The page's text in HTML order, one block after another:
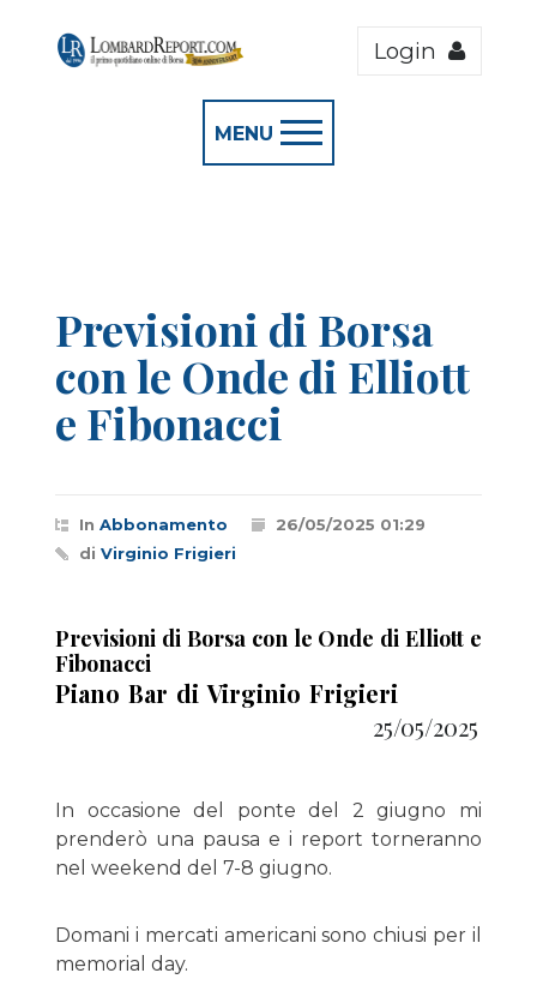
Login
MENU
Previsioni di Borsa
con le Onde di Elliott
e Fibonacci
In Abbonamento
26/05/2025 01:29
di Virginio Frigieri
Previsioni di Borsa con le Onde di Elliott e
Fibonacci
Piano Bar di Virginio Frigieri
25/05/2025
In occasione del ponte del 2 giugno mi
prenderò una pausa e i report torneranno
nel weekend del 7-8 giugno.
Domani i mercati americani sono chiusi per il
memorial day.